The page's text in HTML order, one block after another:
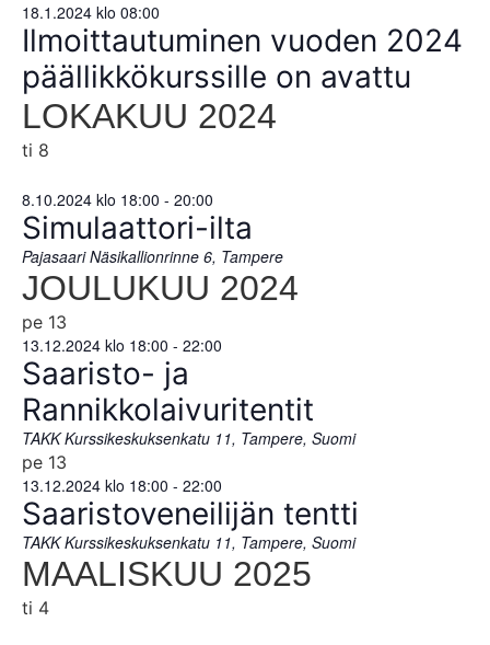
18.1.2024 klo 08:00
Ilmoittautuminen vuoden 2024
päällikkökurssille on avattu
LOKAKUU 2024
ti 8
8.10.2024 klo 18:00 - 20:00
Simulaattori-ilta
PajasaariNäsikallionrinne 6, Tampere
JOULUKUU 2024
pe 13
13.12.2024 klo 18:00 - 22:00
Saaristo- ja
Rannikkolaivuritentit
TAKKKurssikeskuksenkatu 11, Tampere, Suomi
pe 13
13.12.2024 klo 18:00 - 22:00
Saaristoveneilijän tentti
TAKKKurssikeskuksenkatu 11, Tampere, Suomi
MAALISKUU 2025
ti 4